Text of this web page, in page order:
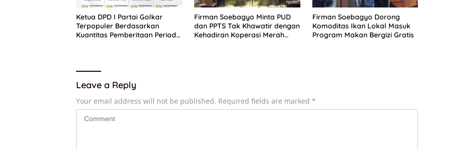
Ketua DPD I Partai Golkar
Terpopuler Berdasarkan
Kuantitas Pemberitaan Periode
Firman Soebagyo Minta PUD
dan PPTS Tak Khawatir dengan
Kehadiran Koperasi Merah
Firman Soebagyo Dorong
Komoditas Ikan Lokal Masuk
Program Makan Bergizi Gratis
Leave a Reply
Your email address will not be published. Required fields are marked *